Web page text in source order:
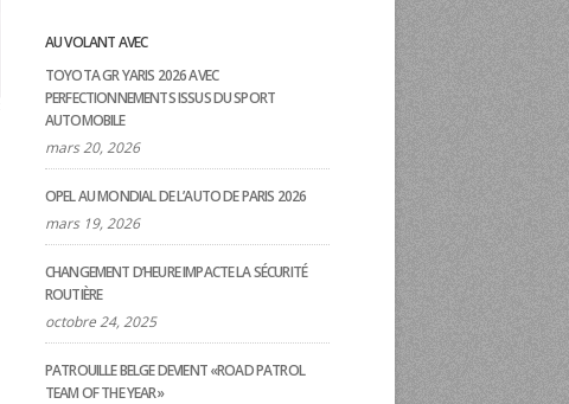
AU VOLANT AVEC
TOYOTA GR YARIS 2026 AVEC
PERFECTIONNEMENTS ISSUS DU SPORT
AUTOMOBILE
mars 20, 2026
OPEL AU MONDIAL DE L’AUTO DE PARIS 2026
mars 19, 2026
CHANGEMENT D’HEURE IMPACTE LA SÉCURITÉ
ROUTIÈRE
octobre 24, 2025
PATROUILLE BELGE DEVIENT «ROAD PATROL
TEAM OF THE YEAR»